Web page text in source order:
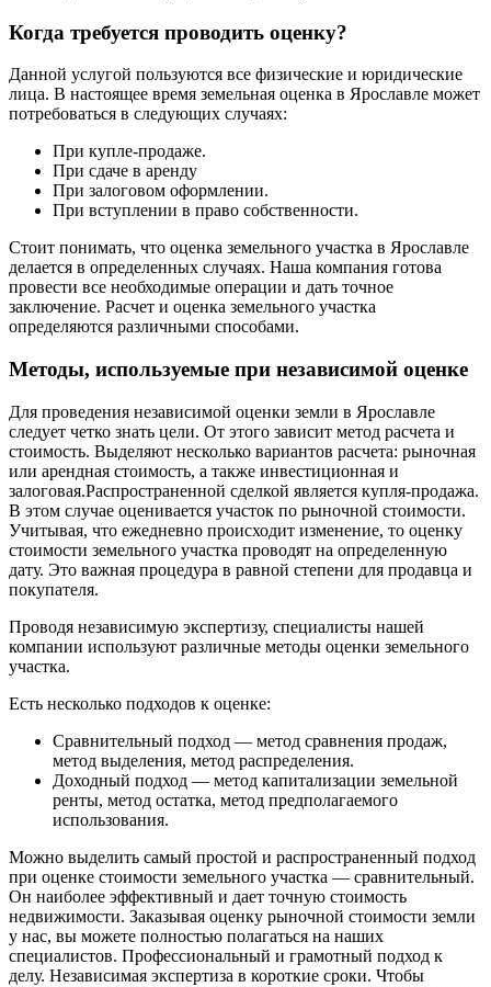
Когда требуется проводить оценку?
Данной услугой пользуются все физические и юридические
лица. В настоящее время земельная оценка в Ярославле может
потребоваться в следующих случаях:
При купле-продаже.
При сдаче в аренду
При залоговом оформлении.
При вступлении в право собственности.
Стоит понимать, что оценка земельного участка в Ярославле
делается в определенных случаях. Наша компания готова
провести все необходимые операции и дать точное
заключение. Расчет и оценка земельного участка
определяются различными способами.
Методы, используемые при независимой оценке
Для проведения независимой оценки земли в Ярославле
следует четко знать цели. От этого зависит метод расчета и
стоимость. Выделяют несколько вариантов расчета: рыночная
или арендная стоимость, а также инвестиционная и
залоговая.Распространенной сделкой является купля-продажа.
В этом случае оценивается участок по рыночной стоимости.
Учитывая, что ежедневно происходит изменение, то оценку
стоимости земельного участка проводят на определенную
дату. Это важная процедура в равной степени для продавца и
покупателя.
Проводя независимую экспертизу, специалисты нашей
компании используют различные методы оценки земельного
участка.
Есть несколько подходов к оценке:
Сравнительный подход — метод сравнения продаж,
метод выделения, метод распределения.
Доходный подход — метод капитализации земельной
ренты, метод остатка, метод предполагаемого
использования.
Можно выделить самый простой и распространенный подход
при оценке стоимости земельного участка — сравнительный.
Он наиболее эффективный и дает точную стоимость
недвижимости. Заказывая оценку рыночной стоимости земли
у нас, вы можете полностью полагаться на наших
специалистов. Профессиональный и грамотный подход к
делу. Независимая экспертиза в короткие сроки. Чтобы